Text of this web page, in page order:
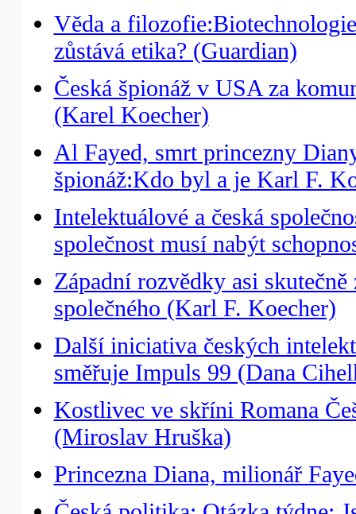
Věda a
zůstává etika? (Guardian)
Česká špionáž v USA za
(Karel Koecher)
Al Fayed, smrt princezny
špionáž:Kdo byl a je Karl F.
Intelektuálové a česká
společnost musí nabýt
Západní rozvědky asi
společného (Karl F. Koecher)
Další iniciativa českých
směřuje Impuls 99 (Dana
Kostlivec ve skříni Romana
(Miroslav Hruška)
Princezna Diana, milionář